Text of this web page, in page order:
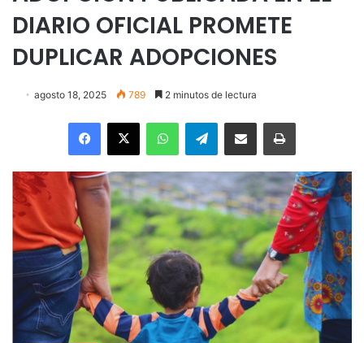
DIARIO OFICIAL PROMETE
DUPLICAR ADOPCIONES
agosto 18, 2025 789 2 minutos de lectura
Facebook
X WhatsAppTelegramEnviar vía email Imprimir